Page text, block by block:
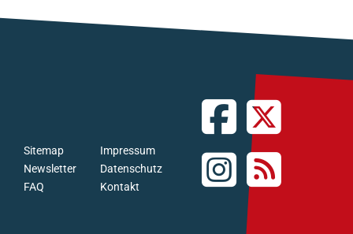
FAQ
Newsletter
Sitemap
Kontakt
Datenschutz
Impressum